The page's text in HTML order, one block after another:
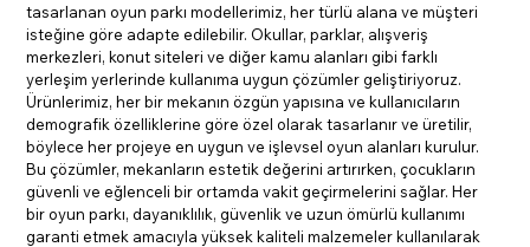
tasarlanan oyun parkı modellerimiz, her türlü alana ve müşteri
isteğine göre adapte edilebilir. Okullar, parklar, alışveriş
merkezleri, konut siteleri ve diğer kamu alanları gibi farklı
yerleşim yerlerinde kullanıma uygun çözümler geliştiriyoruz.
Ürünlerimiz, her bir mekanın özgün yapısına ve kullanıcıların
demografik özelliklerine göre özel olarak tasarlanır ve üretilir,
böylece her projeye en uygun ve işlevsel oyun alanları kurulur.
Bu çözümler, mekanların estetik değerini artırırken, çocukların
güvenli ve eğlenceli bir ortamda vakit geçirmelerini sağlar. Her
bir oyun parkı, dayanıklılık, güvenlik ve uzun ömürlü kullanımı
garanti etmek amacıyla yüksek kaliteli malzemeler kullanılarak